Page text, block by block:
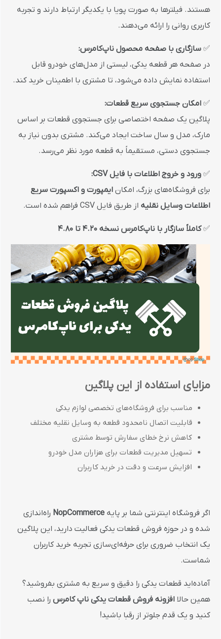
هستند. فیلترها به صورت پویا با یکدیگر ارتباط دارند و تجربه
کاربری روانی را ارائه می‌دهند.
✅ سازگاری با صفحه محصول ناپ‌کامرس:
در صفحه هر قطعه یدکی، لیستی از مدل‌های خودرو قابل
استفاده نمایش داده می‌شود، تا مشتری با اطمینان خرید کند.
✅ امکان جستجوی سریع قطعات:
پلاگین یک صفحه اختصاصی برای جستجوی قطعات بر اساس
مارک، مدل و سال ساخت ایجاد می‌کند. مشتری بدون نیاز به
جستجوی دستی، مستقیماً به قطعه مورد نظر می‌رسد.
✅ ورود و خروج اطلاعات با فایل CSV:
برای فروشگاه‌های بزرگ، امکان ایمپورت و اکسپورت سریع
اطلاعات وسایل نقلیه از طریق فایل CSV فراهم شده است.
✅کاملاً سازگار با ناپ‌کامرس نسخه 4.20 تا 4.80
مزایای استفاده از این پلاگین
مناسب برای فروشگاه‌های تخصصی لوازم یدکی
قابلیت اتصال نامحدود قطعه به وسایل نقلیه مختلف
کاهش نرخ خطای سفارش توسط مشتری
تسهیل مدیریت قطعات برای هزاران مدل خودرو
افزایش سرعت و دقت در خرید کاربران
اگر فروشگاه اینترنتی شما بر پایه NopCommerce راه‌اندازی
شده و در حوزه فروش قطعات یدکی فعالیت دارید، این پلاگین
یک انتخاب ضروری برای حرفه‌ای‌سازی تجربه خرید کاربران
شماست.
آماده‌اید قطعات یدکی را دقیق و سریع به مشتری بفروشید؟
همین حالا افزونه فروش قطعات یدکی ناپ کامرس را نصب
کنید و یک قدم جلوتر از رقبا باشید!